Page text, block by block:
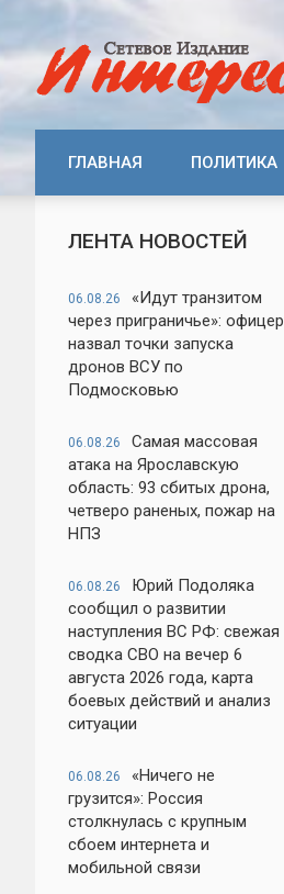
ГЛАВНАЯ ПОЛИТИКА
ЛЕНТА НОВОСТЕЙ
06.08.26
«Идут транзитом
через приграничье»: офицер
назвал точки запуска
дронов ВСУ по
Подмосковью
06.08.26
Самая массовая
атака на Ярославскую
область: 93 сбитых дрона,
четверо раненых, пожар на
НПЗ
06.08.26
Юрий Подоляка
сообщил о развитии
наступления ВС РФ: свежая
сводка СВО на вечер 6
августа 2026 года, карта
боевых действий и анализ
ситуации
06.08.26
«Ничего не
грузится»: Россия
столкнулась с крупным
сбоем интернета и
мобильной связи